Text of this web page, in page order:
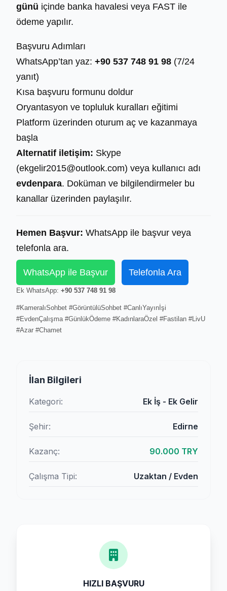
günü içinde banka havalesi veya FAST ile
ödeme yapılır.
Başvuru Adımları
WhatsApp’tan yaz: +90 537 748 91 98 (7/24
yanıt)
Kısa başvuru formunu doldur
Oryantasyon ve topluluk kuralları eğitimi
Platform üzerinden oturum aç ve kazanmaya
başla
Alternatif iletişim: Skype
(ekgelir2015@outlook.com) veya kullanıcı adı
evdenpara. Doküman ve bilgilendirmeler bu
kanallar üzerinden paylaşılır.
Hemen Başvur: WhatsApp ile başvur veya
telefonla ara.
WhatsApp ile Başvur Telefonla Ara
Ek WhatsApp: +90 537 748 91 98
#KameralıSohbet #GörüntülüSohbet #CanlıYayınİşi
#EvdenÇalışma #GünlükÖdeme #KadınlaraÖzel #Fastilan #LivU
#Azar #Chamet
İlan Bilgileri
Kategori: Ek İş - Ek Gelir
Şehir: Edirne
Kazanç: 90.000 TRY
Çalışma Tipi: Uzaktan / Evden
HIZLI BAŞVURU